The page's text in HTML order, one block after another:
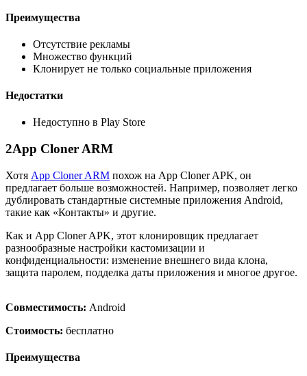
Преимущества
Отсутствие рекламы
Множество функций
Клонирует не только социальные приложения
Недостатки
Недоступно в Play Store
2App Cloner ARM
Хотя App Cloner ARM похож на App Cloner APK, он
предлагает больше возможностей. Например, позволяет легко
дублировать стандартные системные приложения Android,
такие как «Контакты» и другие.
Как и App Cloner APK, этот клонировщик предлагает
разнообразные настройки кастомизации и
конфиденциальности: изменение внешнего вида клона,
защита паролем, подделка даты приложения и многое другое.
Совместимость: Android
Стоимость: бесплатно
Преимущества